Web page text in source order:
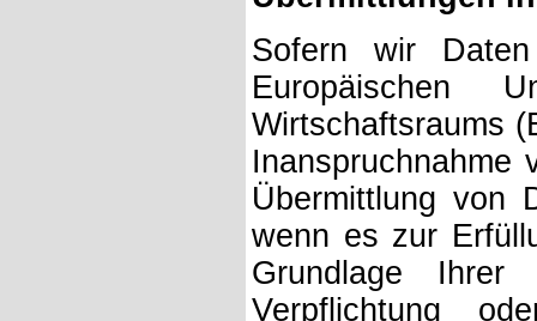
Sofern wir
Europäischen
Wirtschaftsraums
Inanspruchnahme
Übermittlung von
wenn es zur
Grundlage Ihrer
Verpflichtung